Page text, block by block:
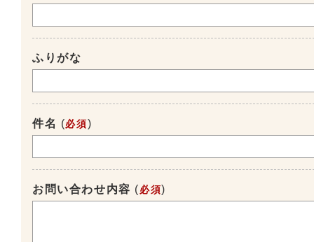
ふりがな
件名 (必須)
お問い合わせ内容 ( 必須)